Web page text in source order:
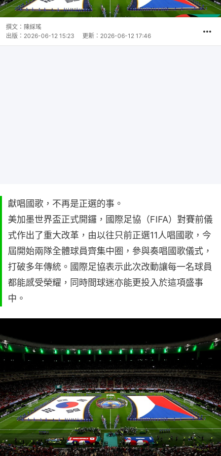
撰文： 陳綵瑤
出版： 2026-06-12 15:23 更新： 2026-06-12 17:46
獻唱國歌，不再是正選的事。
美加墨世界盃正式開鑼，國際足協（FIFA）對賽前儀
式作出了重大改革，由以往只前正選11人唱國歌，今
屆開始兩隊全體球員齊集中圈，參與奏唱國歌儀式，
打破多年傳統。國際足協表示此次改動讓每一名球員
都能感受榮耀，同時間球迷亦能更投入於這項盛事
中。